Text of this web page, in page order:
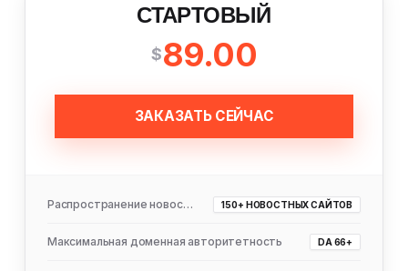
СТАРТОВЫЙ
$89.00
ЗАКАЗАТЬ СЕЙЧАС
Распространение новостей 150+ НОВОСТНЫХ САЙТОВ
Максимальная доменная авторитетность DA 66+